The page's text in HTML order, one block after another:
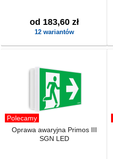
od 183,60 zł
12 wariantów
Polecamy
Oprawa awaryjna Primos III
SGN LED